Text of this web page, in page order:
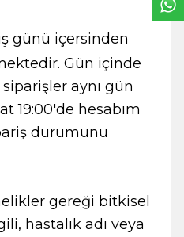
günü içersinden
Gün içinde
aynı gün
19:00'de hesabım
durumunu
gereği bitkisel
hastalık adı veya